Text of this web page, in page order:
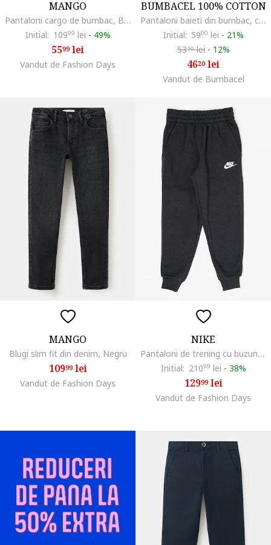
MANGO
Pantaloni cargo de bumbac, Bleumarin
Initial: 10999 lei - 49%
5599lei
Vandut de Fashion Days
BUMBACEL 100% COTTON
Pantaloni baieti din bumbac, cu sireturi, Negru
Initial: 5900 lei - 21%
5310lei - 12%
4620lei
Vandut de Bumbacel
MANGO
Blugi slim fit din denim, Negru
10999lei
Vandut de Fashion Days
NIKE
Pantaloni de trening cu buzunare oblice Sportswear Club, Negru
Initial: 21099 lei - 38%
12999lei
Vandut de Fashion Days